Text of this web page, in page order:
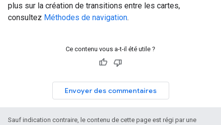
plus sur la création de transitions entre les cartes,
consultez Méthodes de navigation.
Ce contenu vous a-t-il été utile ?
Envoyer des commentaires
Sauf indication contraire, le contenu de cette page est régi par une